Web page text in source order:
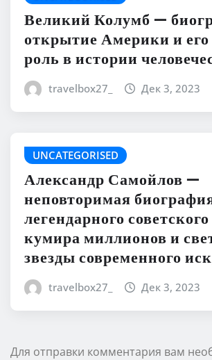
Великий Колумб —
открытие Америки и
роль в истории
travelbox27_ Дек 3, 2023
UNCATEGORISED
Александр Самойлов —
неповторимая
легендарного
кумира миллионов и
звезды современного
travelbox27_ Дек 3, 2023
Для отправки комментария вам